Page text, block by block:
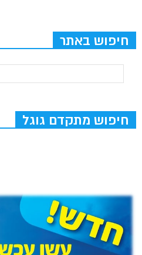
חיפוש באתר
חיפוש מתקדם גוגל